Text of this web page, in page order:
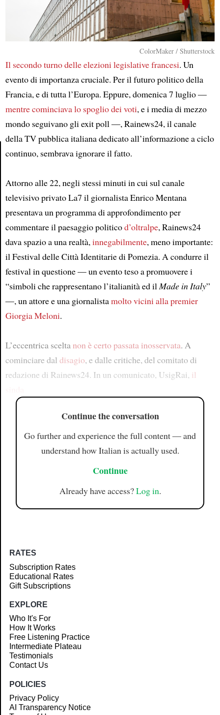
ColorMaker / Shutterstock
Il secondo turno delle elezioni legislative francesi. Un
evento di importanza cruciale. Per il futuro politico della
Francia, e di tutta l’Europa. Eppure, domenica 7 luglio —
mentre cominciava lo spoglio dei voti, e i media di mezzo
mondo seguivano gli exit poll —, Rainews24, il canale
della TV pubblica italiana dedicato all’informazione a ciclo
continuo, sembrava ignorare il fatto.
Attorno alle 22, negli stessi minuti in cui sul canale
televisivo privato La7 il giornalista Enrico Mentana
presentava un programma di approfondimento per
commentare il paesaggio politicod’oltralpe, Rainews24
dava spazio a una realtà,innegabilmente, meno importante:
il Festival delle Città Identitarie di Pomezia. A condurre il
festival in questione — un evento teso a promuovere i
“simboli che rappresentano l’italianità ed ilMade in Italy”
—, un attore e una giornalistamolto vicini alla premier
Giorgia Meloni.
L’eccentrica sceltanon è certo passata inosservata. A
cominciare dal disagio, e dalle critiche, del comitato di
redazione di Rainews24. In un comunicato, UsigRai, il
Continue the conversation
Go further and experience the full content — and
understand how Italian is actually used.
Continue
Already have access?Log in.
RATES
Subscription Rates
Educational Rates
Gift Subscriptions
EXPLORE
Who It's For
How It Works
Free Listening Practice
Intermediate Plateau
Testimonials
Contact Us
POLICIES
Privacy Policy
AI Transparency Notice